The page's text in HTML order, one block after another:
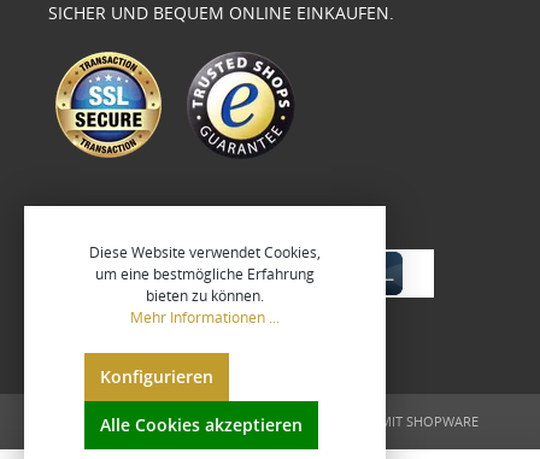
SICHER UND BEQUEM ONLINE EINKAUFEN.
UMGESETZT VONXEROGRAFIX GMBH REALISIERT MIT SHOPWARE
Diese Website verwendet Cookies,
um eine bestmögliche Erfahrung
bieten zu können.
Mehr Informationen ...
Konfigurieren
Alle Cookies akzeptieren